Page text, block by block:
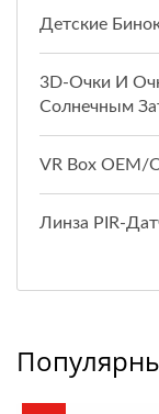
Детские
3D-Очки И
Солнечным
VR Box OEM/
Линза PIR-